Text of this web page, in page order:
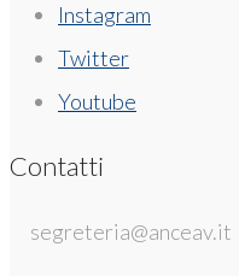
Instagram
Twitter
Youtube
Contatti
segreteria@anceav.it